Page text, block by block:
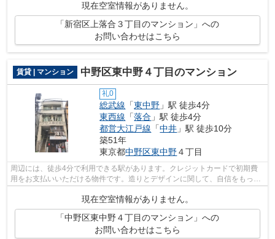
現在空室情報がありません。
「新宿区上落合３丁目のマンション」への
お問い合わせはこちら
賃貸 | マンション 中野区東中野４丁目のマンション
礼0
総武線 「東中野 」駅 徒歩4分
東西線 「落合 」駅 徒歩4分
都営大江戸線 「中井 」駅 徒歩10分
築51年
東京都中野区東中野４丁目
周辺には、徒歩4分で利用できる駅があります。クレジットカードで初期費
用をお支払いいただける物件です。造りとデザインに関して、自信をもって
情報を提供できるマンションです。不動...
現在空室情報がありません。
「中野区東中野４丁目のマンション」への
お問い合わせはこちら